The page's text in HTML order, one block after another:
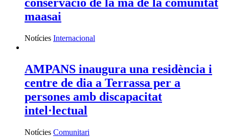
maasai
Notícies Internacional
AMPANS inaugura una residència i
centre de dia a Terrassa per a
persones amb discapacitat
intel·lectual
Notícies Comunitari